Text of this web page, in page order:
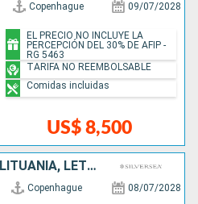
Copenhague 09/07/2028
US$ 8,500
EL PRECIO NO INCLUYE LA
PERCEPCIÓN DEL 30% DE AFIP -
RG 5463
TARIFA NO REEMBOLSABLE
Comidas incluidas
DINAMARCA, POLONIA, LITUANIA, LETONIA, ESTONIA, FINLANDIA, SUECIA
Copenhague 08/07/2028